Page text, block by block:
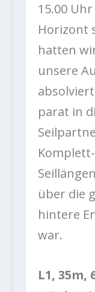
15.00
Horizont
hatten
unsere
parat in
über die
hintere
war.
L1, 35m,